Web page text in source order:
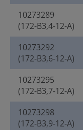
10273289
(172-B3,4-12-A)
10273292
(172-B3,6-12-A)
10273295
(172-B3,7-12-A)
10273298
(172-B3,9-12-A)